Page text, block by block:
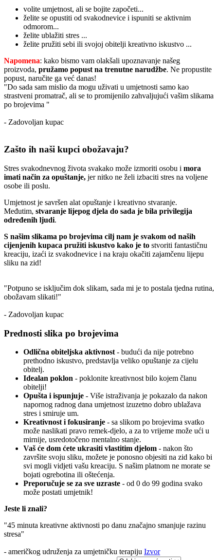
volite umjetnost, ali se bojite započeti...
želite se opustiti od svakodnevice i ispuniti se aktivnim
odmorom...
želite ublažiti stres ...
želite pružiti sebi ili svojoj obitelji kreativno iskustvo ...
Napomena: kako bismo vam olakšali upoznavanje našeg
proizvoda, pružamo popust na trenutne narudžbe. Ne propustite
popust, naručite ga već danas!
"Do sada sam mislio da mogu uživati u umjetnosti samo kao
strastveni promatrač, ali se to promijenilo zahvaljujući vašim slikama
po brojevima "
- Zadovoljan kupac
Zašto ih naši kupci obožavaju?
Stres svakodnevnog života svakako može izmoriti osobu i mora
imati način za opuštanje, jer nitko ne želi izbaciti stres na voljene
osobe ili poslu.
Umjetnost je savršen alat opuštanje i kreativno stvaranje.
Međutim, stvaranje lijepog djela do sada je bila privilegija
određenih ljudi.
S našim slikama po brojevima cilj nam je svakom od naših
cijenjenih kupaca pružiti iskustvo kako je to stvoriti fantastičnu
kreaciju, izaći iz svakodnevice i na kraju okačiti zajamčenu lijepu
sliku na zid!
"Potpuno se isključim dok slikam, sada mi je to postala tjedna rutina,
obožavam slikati!"
- Zadovoljan kupac
Prednosti slika po brojevima
Odlična obiteljska aktivnost- budući da nije potrebno
prethodno iskustvo, predstavlja veliko opuštanje za cijelu
obitelj.
Idealan poklon - poklonite kreativnost bilo kojem članu
obitelji!
Opušta i ispunjuje - Više istraživanja je pokazalo da nakon
napornog radnog dana umjetnost izuzetno dobro ublažava
stres i smiruje um.
Kreativnost i fokusiranje - sa slikom po brojevima svatko
može naslikati pravo remek-djelo, a za to vrijeme može ući u
mirnije, usredotočeno mentalno stanje.
Vaš će dom ćete ukrasiti vlastitim djelom - nakon što
završite svoju sliku, možete je ponosno objesiti na zid kako bi
svi mogli vidjeti vašu kreaciju. S našim platnom ne morate se
bojati ogrebotina ili oštećenja.
Preporučuje se za sve uzraste - od 0 do 99 godina svako
može postati umjetnik!
Jeste li znali?
"45 minuta kreativne aktivnosti po danu značajno smanjuje razinu
stresa"
- američkog udruženja za umjetničku terapiju Izvor